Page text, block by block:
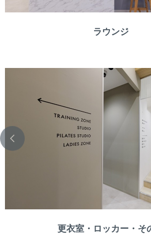
ラウンジ
更衣室・ロッカー・そ